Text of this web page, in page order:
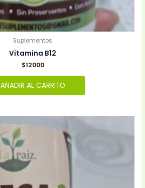
Suplementos
Vitamina B12
$12000
AÑADIR AL CARRITO